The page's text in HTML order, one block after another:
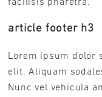
facilisis pharetra.
article footer h3
Lorem ipsum dolor
elit. Aliquam
Nunc vel vehicula